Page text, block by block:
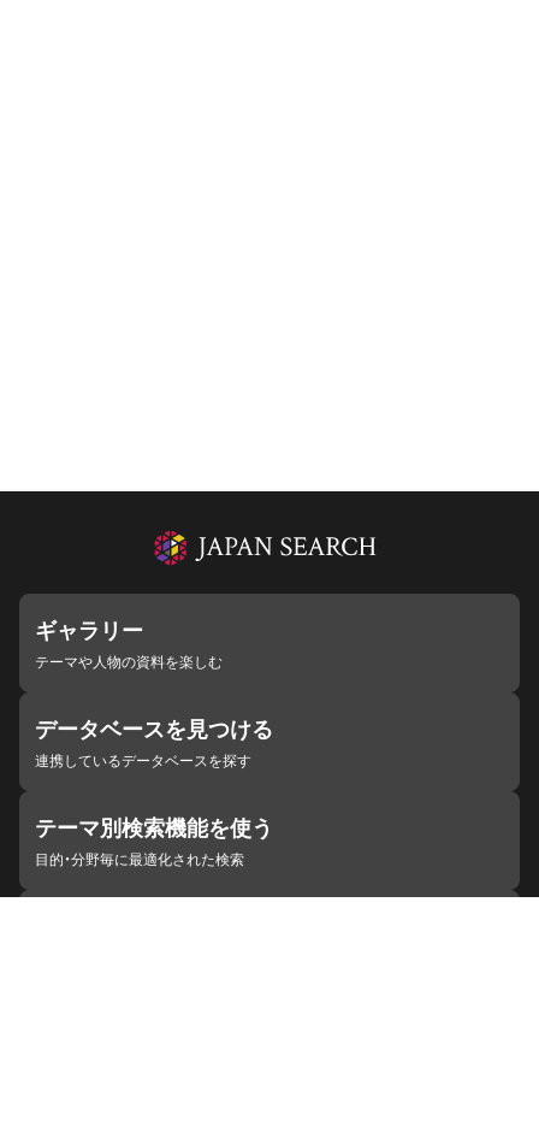
ギャラリー
テーマや人物の資料を楽しむ
データベースを見つける
連携しているデータベースを探す
テーマ別検索機能を使う
目的・分野毎に最適化された検索